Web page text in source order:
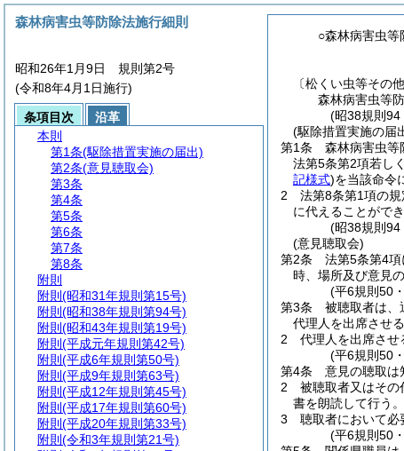
○森林病害虫等
〔松くい虫等その
森林病害虫等
(昭38規則94
(駆除措置実施の届
第1条
森林病害虫等
法第5条第2項若し
記様式)を当該命令
2
法第8条第1項の規
に代えることができ
(昭38規則94
(意見聴取会)
第2条
法第5条第4
時、場所及び意見
(平6規則50
第3条
被聴取者は、
代理人を出席させ
2
代理人を出席させ
(平6規則50
第4条
意見の聴取は
2
被聴取者又はその
書を朗読して行う。
3
聴取者において必
(平6規則50
森林病害虫等防除法施行細則
昭和26年1月9日 規則第2号
(令和8年4月1日施行)
条項目次
沿革
本則
第1条(駆除措置実施の届出)
第2条(意見聴取会)
第3条
第4条
第5条
第6条
第7条
第8条
附則
附則 (昭和31年規則第15号)
附則 (昭和38年規則第94号)
附則 (昭和43年規則第19号)
附則 (平成元年規則第42号)
附則 (平成6年規則第50号)
附則 (平成9年規則第63号)
附則 (平成12年規則第45号)
附則 (平成17年規則第60号)
附則 (平成20年規則第33号)
附則 (令和3年規則第21号)